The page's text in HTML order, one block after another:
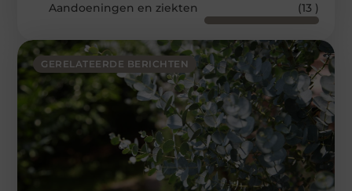
GERELATEERDE BERICHTEN
Aandoeningen en ziekten
(13 )